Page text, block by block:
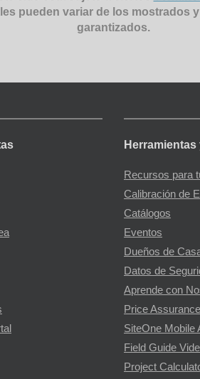
pueden variar de los mostrados
garantizados.
Recursos para
Calibración de
Catálogos
Eventos
Dueños de
Datos de
Aprende con
Price
SiteOne Mobile
Field Guide
Project